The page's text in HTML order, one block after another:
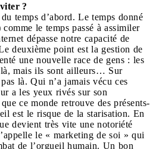
?
temps d’abord. Le temps donné
le temps passé à assimiler
dépasse notre capacité de
deuxième point est la gestion de
une nouvelle race de gens : les
là, mais ils sont ailleurs… Sur
là. Qui n’a jamais vécu ces
a les yeux rivés sur son
ce monde retrouve des présents-
est le risque de la starisation. En
devient très vite une notoriété
le « marketing de soi » qui
de l’orgueil humain. Un bon